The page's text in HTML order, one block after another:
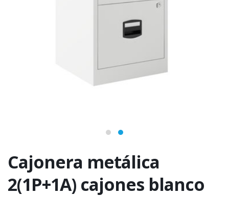
Cajonera metálica
2(1P+1A) cajones blanco